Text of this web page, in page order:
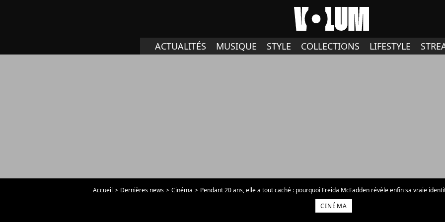
ACTUALITÉS MUSIQUE STYLE COLLECTIONS LIFESTYLE
Accueil Dernières news Cinéma
Pendant 20 ans, elle a tout caché : pourquoi Freida McFadden révèle enfin sa vraie
CINÉMA